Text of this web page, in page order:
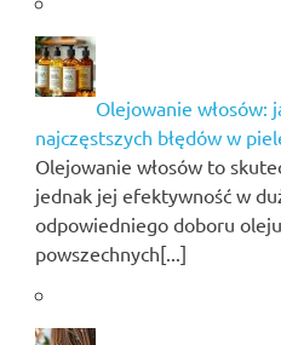
Olejowanie włosów:
najczęstszych błędów w
Olejowanie włosów to
jednak jej efektywność w
odpowiedniego doboru
powszechnych[...]